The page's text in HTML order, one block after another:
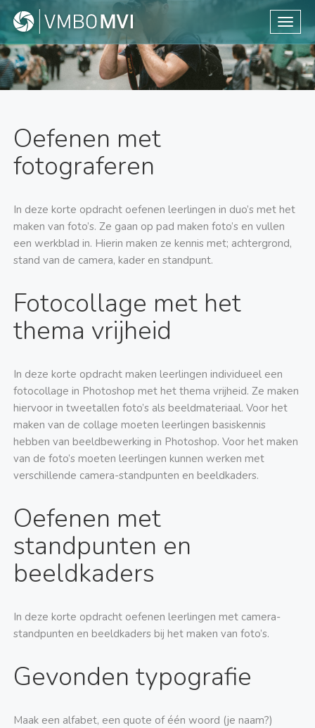
Oefenen met
fotograferen
In deze korte opdracht oefenen leerlingen in duo’s met het
maken van foto’s. Ze gaan op pad maken foto’s en vullen
een werkblad in. Hierin maken ze kennis met; achtergrond,
stand van de camera, kader en standpunt.
Fotocollage met het
thema vrijheid
In deze korte opdracht maken leerlingen individueel een
fotocollage in Photoshop met het thema vrijheid. Ze maken
hiervoor in tweetallen foto’s als beeldmateriaal. Voor het
maken van de collage moeten leerlingen basiskennis
hebben van beeldbewerking in Photoshop. Voor het maken
van de foto’s moeten leerlingen kunnen werken met
verschillende camera-standpunten en beeldkaders.
Oefenen met
standpunten en
beeldkaders
In deze korte opdracht oefenen leerlingen met camera-
standpunten en beeldkaders bij het maken van foto’s.
Gevonden typografie
Maak een alfabet, een quote of één woord (je naam?)